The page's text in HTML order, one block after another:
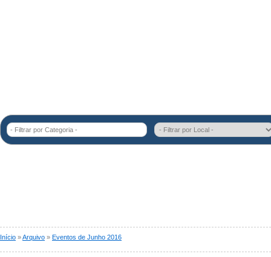
- Filtrar por Categoria -
Início »Arquivo » Eventos de Junho 2016